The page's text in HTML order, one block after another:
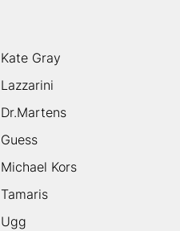
Kate Gray
Lazzarini
Dr.Martens
Guess
Michael Kors
Tamaris
Ugg